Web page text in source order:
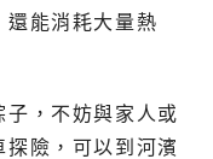
還能消耗大量熱
子，不妨與家人或
險，可以到河濱